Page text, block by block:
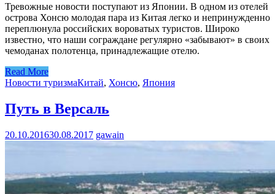
Тревожные новости поступают из Японии. В одном из отелей
острова Хонсю молодая пара из Китая легко и непринужденно
переплюнула российских вороватых туристов. Широко
известно, что наши сограждане регулярно «забывают» в своих
чемоданах полотенца, принадлежащие отелю.
Read More
Новости туризмаКитай, Хонсю, Япония
Путь в Версаль
20.10.201630.08.2017 gawain